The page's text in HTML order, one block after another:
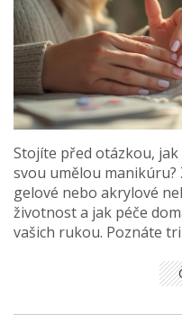
Stojíte před otázkou,
svou umělou
gelové nebo akrylové
životnost a jak péče
vašich rukou. Poznáte
nový set nebo opravu.
si chtějí užít krásné
překvapení.